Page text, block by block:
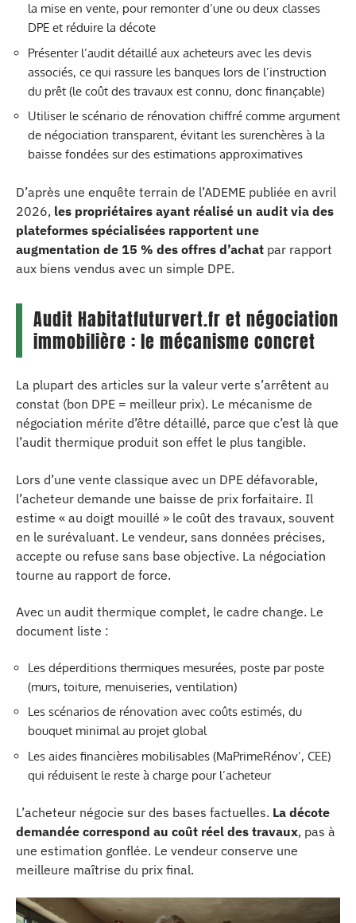
la mise en vente, pour remonter d’une ou deux classes
DPE et réduire la décote
Présenter l’audit détaillé aux acheteurs avec les devis
associés, ce qui rassure les banques lors de l’instruction
du prêt (le coût des travaux est connu, donc finançable)
Utiliser le scénario de rénovation chiffré comme argument
de négociation transparent, évitant les surenchères à la
baisse fondées sur des estimations approximatives
D’après une enquête terrain de l’ADEME publiée en avril
2026, les propriétaires ayant réalisé un audit via des
plateformes spécialisées rapportent une
augmentation de 15 % des offres d’achat par rapport
aux biens vendus avec un simple DPE.
Audit Habitatfuturvert.fr et négociation
immobilière : le mécanisme concret
La plupart des articles sur la valeur verte s’arrêtent au
constat (bon DPE = meilleur prix). Le mécanisme de
négociation mérite d’être détaillé, parce que c’est là que
l’audit thermique produit son effet le plus tangible.
Lors d’une vente classique avec un DPE défavorable,
l’acheteur demande une baisse de prix forfaitaire. Il
estime « au doigt mouillé » le coût des travaux, souvent
en le surévaluant. Le vendeur, sans données précises,
accepte ou refuse sans base objective. La négociation
tourne au rapport de force.
Avec un audit thermique complet, le cadre change. Le
document liste :
Les déperditions thermiques mesurées, poste par poste
(murs, toiture, menuiseries, ventilation)
Les scénarios de rénovation avec coûts estimés, du
bouquet minimal au projet global
Les aides financières mobilisables (MaPrimeRénov’, CEE)
qui réduisent le reste à charge pour l’acheteur
L’acheteur négocie sur des bases factuelles. La décote
demandée correspond au coût réel des travaux, pas à
une estimation gonflée. Le vendeur conserve une
meilleure maîtrise du prix final.